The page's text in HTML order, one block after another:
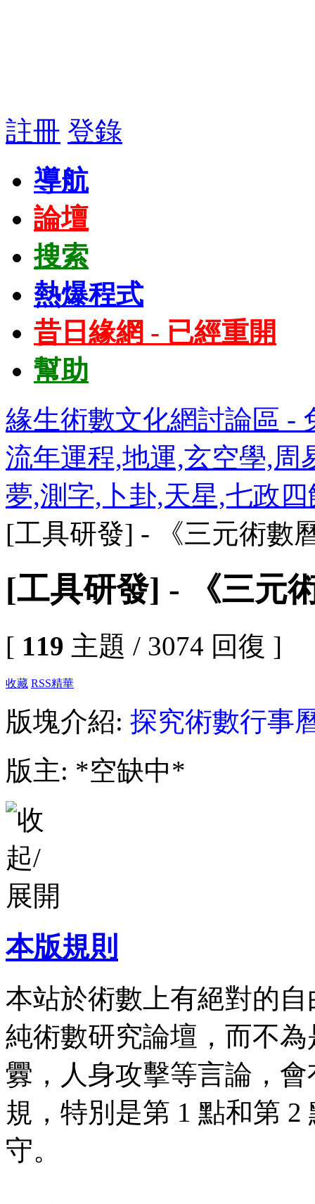
註冊 登錄
導航
論壇
搜索
熱爆程式
昔日緣網 - 已經重開
幫助
緣生術數文化網討論區 -
流年運程,地運,玄空學,周
夢,測字,卜卦,天星,七政
[工具研發] - 《三元術數
[工具研發] - 《三元
[ 119 主題 / 3074 回復 ]
收藏 RSS精華
版塊介紹: 探究術數行事
版主: *空缺中*
本版規則
本站於術數上有絕對的
純術數研究論壇，而不
釁，人身攻擊等言論，
規，特別是第 1 點和第
守。